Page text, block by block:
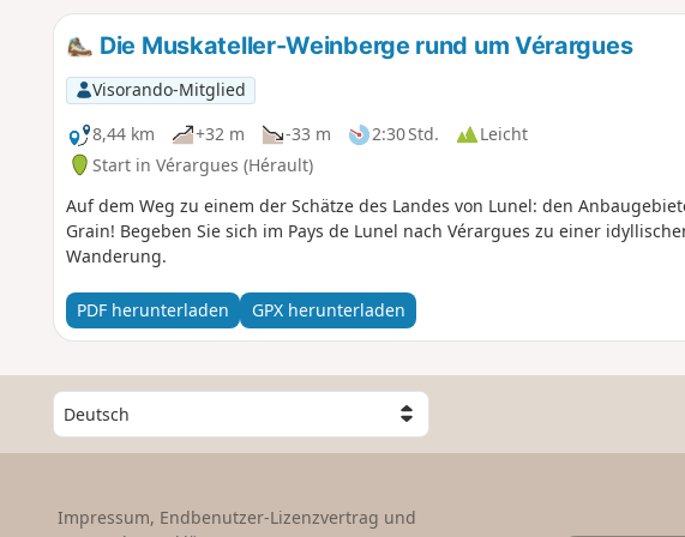
Die Muskateller-Weinberge rund um Vérargues
Visorando-Mitglied
8,44 km
+32 m -33 m 2:30 Std.
Leicht
Start in Vérargues (Hérault)
Auf dem Weg zu einem der Schätze des Landes von Lunel: den
Grain! Begeben Sie sich im Pays de Lunel nach Vérargues zu einer
Wanderung.
PDF herunterladen GPX herunterladen
W
ä
h
eImpressum, Endbenutzer-Lizenzvertrag und